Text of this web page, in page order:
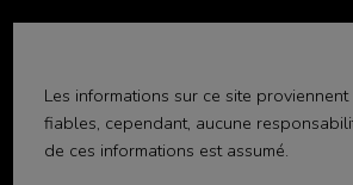
Les informations sur ce site
fiables, cependant, aucune
de ces informations est assumé.